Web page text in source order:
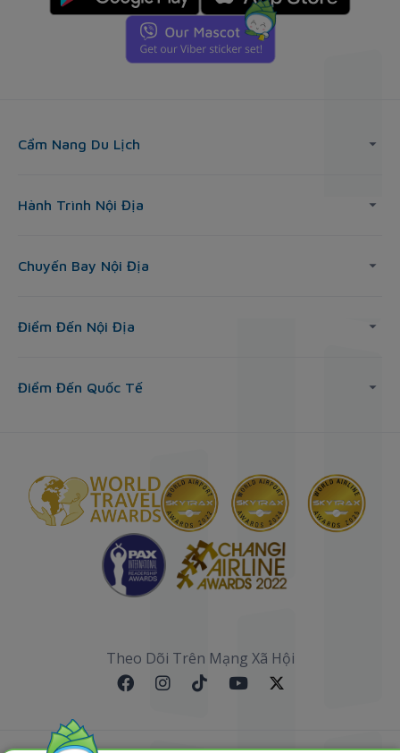
Cẩm Nang Du Lịch
Hành Trình Nội Địa
Chuyến Bay Nội Địa
Điểm Đến Nội Địa
Điểm Đến Quốc Tế
Theo Dõi Trên Mạng Xã Hội